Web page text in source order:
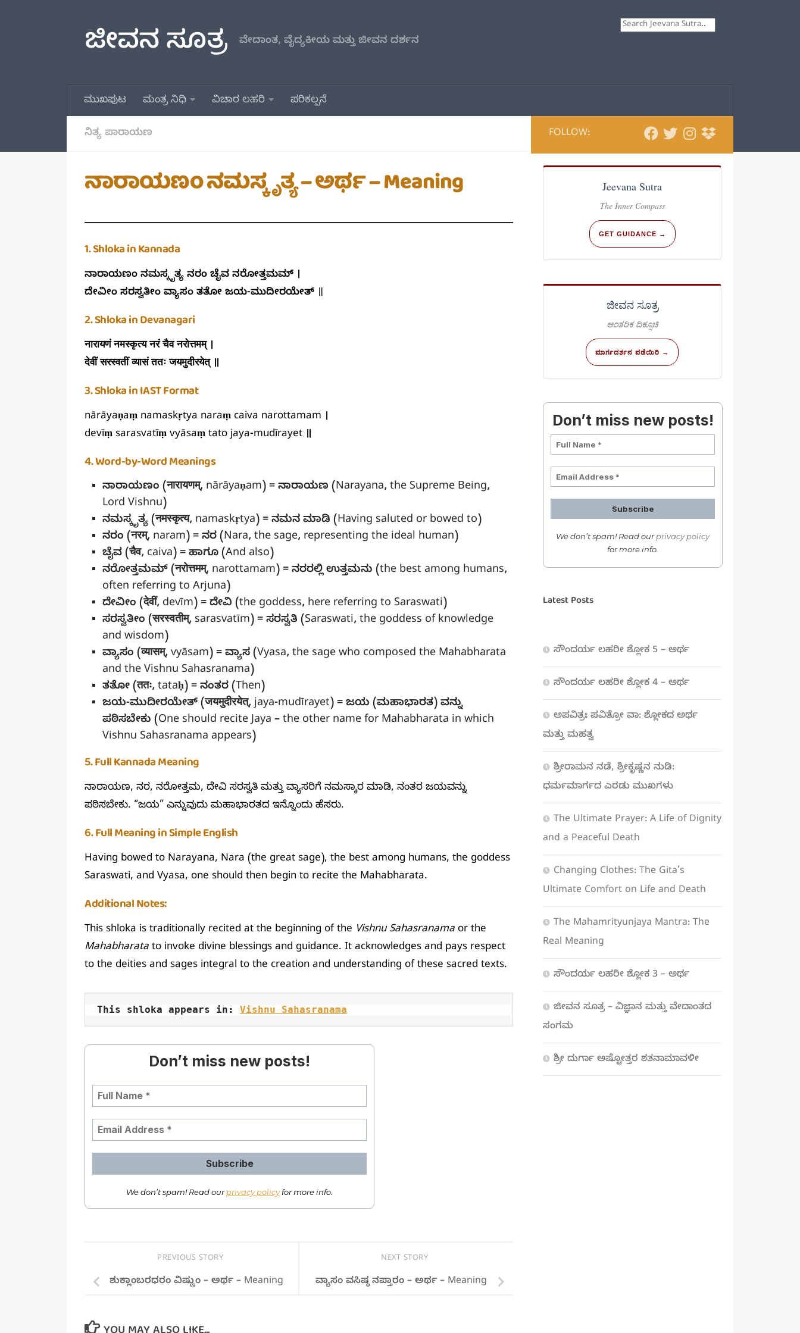
ಜೀವನ ಸೂತ್ರ ವೇದಾಂತ, ವೈದ್ಯಕೀಯ ಮತ್ತು ಜೀವನ ದರ್ಶನ
Search
ಮುಖಪುಟ ಮಂತ್ರ ನಿಧಿ ವಿಚಾರ ಲಹರಿ ಪರಿಕಲ್ಪನೆ
ನಿತ್ಯ ಪಾರಾಯಣ
ನಾರಾಯಣಂ ನಮಸ್ಕೃತ್ಯ – ಅರ್ಥ – Meaning
1. Shloka in Kannada
ನಾರಾಯಣಂ ನಮಸ್ಕೃತ್ಯ ನರಂ ಚೈವ ನರೋತ್ತಮಮ್ ।
ದೇವೀಂ ಸರಸ್ವತೀಂ ವ್ಯಾಸಂ ತತೋ ಜಯ-ಮುದೀರಯೇತ್ ॥
2. Shloka in Devanagari
नारायणं नमस्कृत्य नरं चैव नरोत्तमम् ।
देवीं सरस्वतीं व्यासं ततः जयमुदीरयेत् ॥
3. Shloka in IAST Format
nārāyaṇaṃ namaskṛtya naraṃ caiva narottamam ।
devīṃ sarasvatīṃ vyāsaṃ tato jaya-mudīrayet ॥
4. Word-by-Word Meanings
ನಾರಾಯಣಂ (नारायणम्, nārāyaṇam) = ನಾರಾಯಣ (Narayana, the Supreme Being,
Lord Vishnu)
ನಮಸ್ಕೃತ್ಯ (नमस्कृत्य, namaskṛtya) = ನಮನ ಮಾಡಿ (Having saluted or bowed to)
ನರಂ (नरम्, naram) = ನರ (Nara, the sage, representing the ideal human)
ಚೈವ (चैव, caiva) = ಹಾಗೂ (And also)
ನರೋತ್ತಮಮ್ (नरोत्तमम्, narottamam) = ನರರಲ್ಲಿ ಉತ್ತಮನು (the best among humans,
often referring to Arjuna)
ದೇವೀಂ (देवीं, devīm) = ದೇವಿ (the goddess, here referring to Saraswati)
ಸರಸ್ವತೀಂ (सरस्वतीम्, sarasvatīm) = ಸರಸ್ವತಿ (Saraswati, the goddess of knowledge
and wisdom)
ವ್ಯಾಸಂ (व्यासम्, vyāsam) = ವ್ಯಾಸ (Vyasa, the sage who composed the Mahabharata
and the Vishnu Sahasranama)
ತತೋ (ततः, tataḥ) = ನಂತರ (Then)
ಜಯ-ಮುದೀರಯೇತ್ (जयमुदीरयेत्, jaya-mudīrayet) = ಜಯ (ಮಹಾಭಾರತ) ವನ್ನು
ಪಠಿಸಬೇಕು (One should recite Jaya – the other name for Mahabharata in which
Vishnu Sahasranama appears)
5. Full Kannada Meaning
ನಾರಾಯಣ, ನರ, ನರೋತ್ತಮ, ದೇವಿ ಸರಸ್ವತಿ ಮತ್ತು ವ್ಯಾಸರಿಗೆ ನಮಸ್ಕಾರ ಮಾಡಿ, ನಂತರ ಜಯವನ್ನು
ಪಠಿಸಬೇಕು. “ಜಯ” ಎನ್ನುವುದು ಮಹಾಭಾರತದ ಇನ್ನೊಂದು ಹೆಸರು.
6. Full Meaning in Simple English
Having bowed to Narayana, Nara (the great sage), the best among humans, the goddess
Saraswati, and Vyasa, one should then begin to recite the Mahabharata.
Additional Notes:
This shloka is traditionally recited at the beginning of the Vishnu Sahasranama or the
Mahabharata to invoke divine blessings and guidance. It acknowledges and pays respect
to the deities and sages integral to the creation and understanding of these sacred texts.
This shloka appears in: Vishnu Sahasranama
Don’t miss new posts!
We don’t spam! Read ourprivacy policyfor more info.
NEXT STORY
ವ್ಯಾಸಂ ವಸಿಷ್ಠ ನಪ್ತಾರಂ – ಅರ್ಥ – Meaning
PREVIOUS STORY
ಶುಕ್ಲಾಂಬರಧರಂ ವಿಷ್ಣುಂ – ಅರ್ಥ – Meaning
FOLLOW:
Jeevana Sutra
The Inner Compass
GET GUIDANCE →
ಜೀವನ ಸೂತ್ರ
ಆಂತರಿಕ ದಿಕ್ಸೂಚಿ
ಮಾರ್ಗದರ್ಶನ ಪಡೆಯಿರಿ →
Don’t miss new posts!
We don’t spam! Read ourprivacy policy
for more info.
Latest Posts
ಸೌಂದರ್ಯ ಲಹರೀ ಶ್ಲೋಕ 5 – ಅರ್ಥ
ಸೌಂದರ್ಯ ಲಹರೀ ಶ್ಲೋಕ 4 – ಅರ್ಥ
ಅಪವಿತ್ರಃ ಪವಿತ್ರೋ ವಾ: ಶ್ಲೋಕದ ಅರ್ಥ
ಮತ್ತು ಮಹತ್ವ
ಶ್ರೀರಾಮನ ನಡೆ, ಶ್ರೀಕೃಷ್ಣನ ನುಡಿ:
ಧರ್ಮಮಾರ್ಗದ ಎರಡು ಮುಖಗಳು
The Ultimate Prayer: A Life of Dignity
and a Peaceful Death
Changing Clothes: The Gita’s
Ultimate Comfort on Life and Death
The Mahamrityunjaya Mantra: The
Real Meaning
ಸೌಂದರ್ಯ ಲಹರೀ ಶ್ಲೋಕ 3 – ಅರ್ಥ
ಜೀವನ ಸೂತ್ರ – ವಿಜ್ಞಾನ ಮತ್ತು ವೇದಾಂತದ
ಸಂಗಮ
ಶ್ರೀ ದುರ್ಗಾ ಅಷ್ಟೋತ್ತರ ಶತನಾಮಾವಳೀ